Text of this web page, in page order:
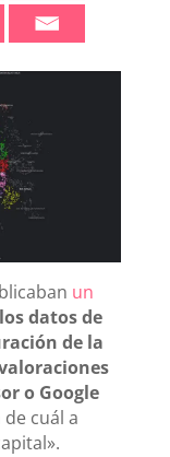
un
datos de
de la
o Google
cuál a